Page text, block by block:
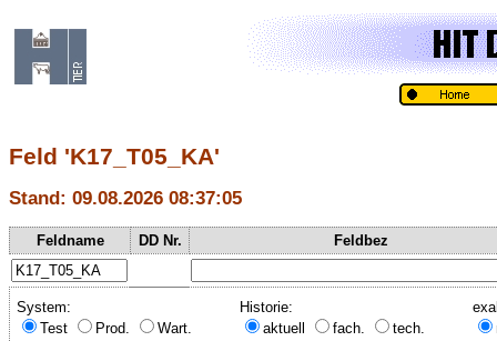
Feld 'K17_T05_KA'
Stand: 09.08.2026 08:37:05
Feldname DD Nr. Feldbez
System:
Test
Prod. Wart.
Historie:
aktuell
fach. tech.